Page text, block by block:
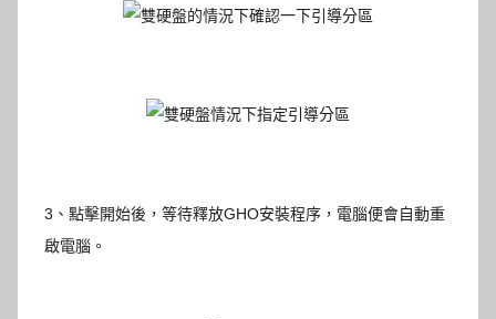
3 、點擊開始後，等待釋放GHO安裝程序，電腦便會自動重
啟電腦。